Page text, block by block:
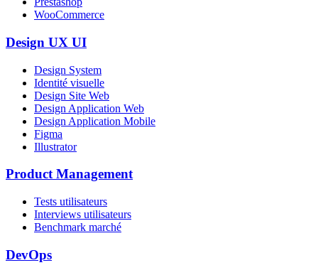
WooCommerce
Design UX UI
Design System
Identité visuelle
Design Site Web
Design Application Web
Design Application Mobile
Figma
Illustrator
Product Management
Tests utilisateurs
Interviews utilisateurs
Benchmark marché
DevOps